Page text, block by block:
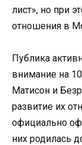
лист», но при
отношения в
Публика
внимание на
Матисон и
развитие их
официально
них родилась